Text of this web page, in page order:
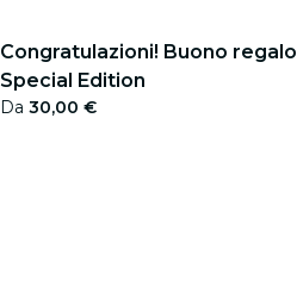
Congratulazioni! Buono regalo
Special Edition
Da 30,00 €